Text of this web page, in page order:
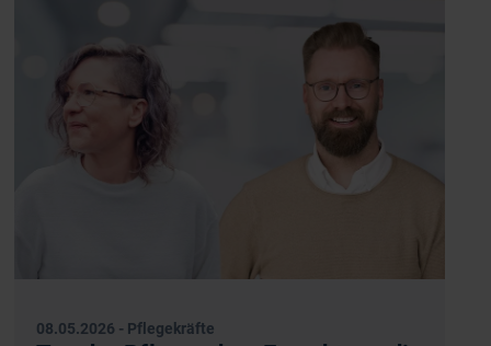
08.05.2026 - Pflegekräfte